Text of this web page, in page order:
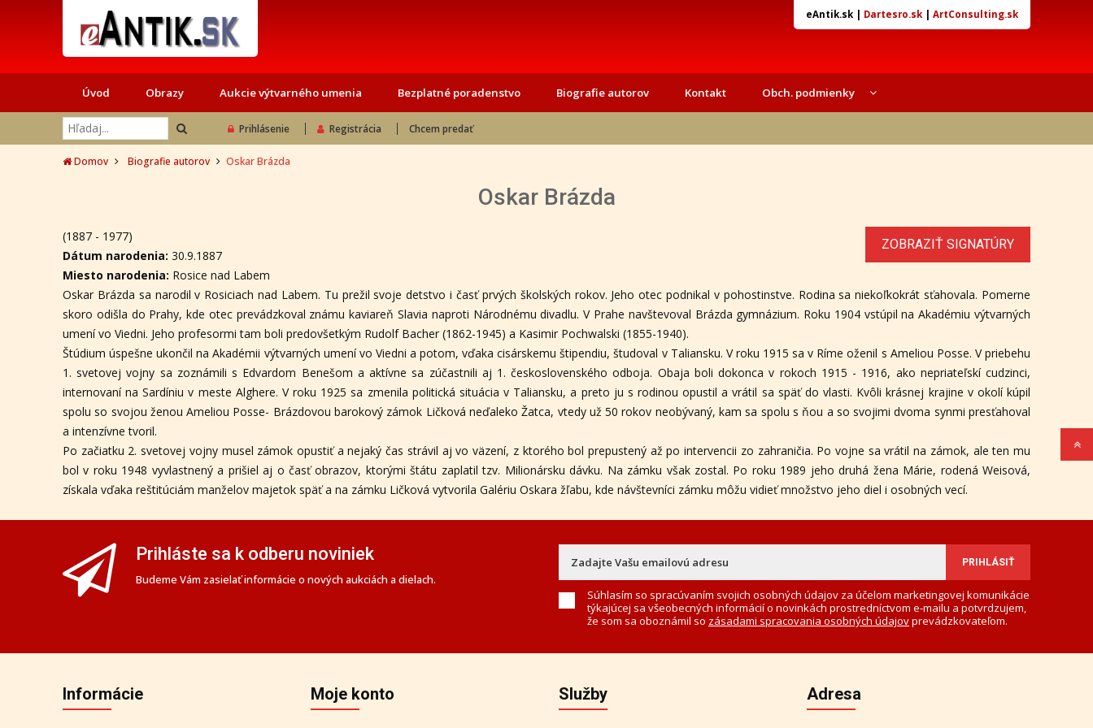
eAntik.sk| Dartesro.sk| ArtConsulting.sk
Úvod Obrazy Aukcie výtvarného umenia Bezplatné poradenstvo Biografie autorov Kontakt Obch. podmienky
Prihlásenie Registrácia Chcem predať
Domov Biografie autorov Oskar Brázda
Oskar Brázda
ZOBRAZIŤ SIGNATÚRY
(1887 - 1977)
Dátum narodenia: 30.9.1887
Miesto narodenia: Rosice nad Labem
Oskar Brázda sa narodil v Rosiciach nad Labem. Tu prežil svoje detstvo i časť prvých školských rokov. Jeho otec podnikal v pohostinstve. Rodina sa niekoľkokrát sťahovala. Pomerne
skoro odišla do Prahy, kde otec prevádzkoval známu kaviareň Slavia naproti Národnému divadlu. V Prahe navštevoval Brázda gymnázium. Roku 1904 vstúpil na Akadémiu výtvarných
umení vo Viedni. Jeho profesormi tam boli predovšetkým Rudolf Bacher (1862-1945) a Kasimir Pochwalski (1855-1940).
Štúdium úspešne ukončil na Akadémii výtvarných umení vo Viedni a potom, vďaka cisárskemu štipendiu, študoval v Taliansku. V roku 1915 sa v Ríme oženil s Ameliou Posse. V priebehu
1. svetovej vojny sa zoznámili s Edvardom Benešom a aktívne sa zúčastnili aj 1. československého odboja. Obaja boli dokonca v rokoch 1915 - 1916, ako nepriateľskí cudzinci,
internovaní na Sardíniu v meste Alghere. V roku 1925 sa zmenila politická situácia v Taliansku, a preto ju s rodinou opustil a vrátil sa späť do vlasti. Kvôli krásnej krajine v okolí kúpil
spolu so svojou ženou Ameliou Posse- Brázdovou barokový zámok Ličková neďaleko Žatca, vtedy už 50 rokov neobývaný, kam sa spolu s ňou a so svojimi dvoma synmi presťahoval
a intenzívne tvoril.
Po začiatku 2. svetovej vojny musel zámok opustiť a nejaký čas strávil aj vo väzení, z ktorého bol prepustený až po intervencii zo zahraničia. Po vojne sa vrátil na zámok, ale ten mu
bol v roku 1948 vyvlastnený a prišiel aj o časť obrazov, ktorými štátu zaplatil tzv. Milionársku dávku. Na zámku však zostal. Po roku 1989 jeho druhá žena Márie, rodená Weisová,
získala vďaka reštitúciám manželov majetok späť a na zámku Ličková vytvorila Galériu Oskara žľabu, kde návštevníci zámku môžu vidieť množstvo jeho diel i osobných vecí.
Prihláste sa k odberu noviniek
Budeme Vám zasielať informácie o nových aukciách a dielach.
Súhlasím so spracúvaním svojich osobných údajov za účelom marketingovej komunikácie
týkajúcej sa všeobecných informácií o novinkách prostredníctvom e-mailu a potvrdzujem,
že som sa oboznámil so zásadami spracovania osobných údajovprevádzkovateľom.
Informácie Moje konto Služby Adresa